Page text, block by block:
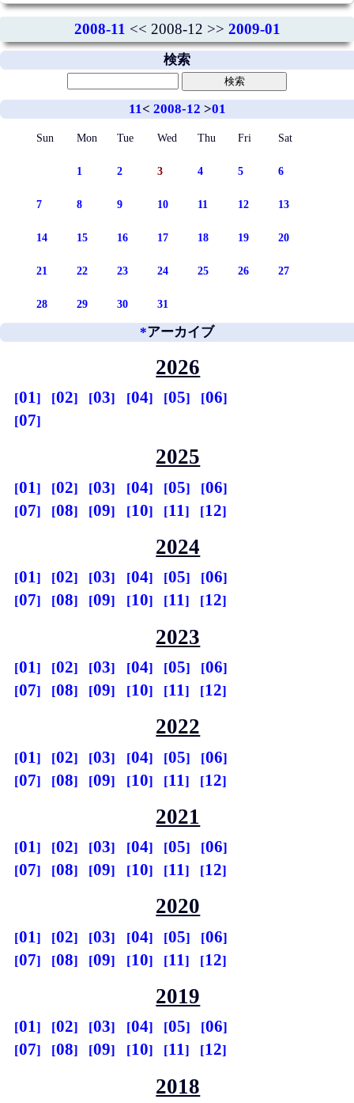
2008-11 << 2008-12 >> 2009-01
検索
11< 2008-12 >01
Sun Mon Tue Wed Thu Fri Sat
1 2 3 4 5 6
7 8 9 10 11 12 13
14 15 16 17 18 19 20
21 22 23 24 25 26 27
28 29 30 31
*アーカイブ
2026
01 02 03 04 05
06
07
2025
01 02 03 04 05
06
07
08 09 10 11 12
2024
01 02 03 04 05
06
07
08 09 10 11 12
2023
01 02 03 04 05
06
07
08 09 10 11 12
2022
01 02 03 04 05
06
07
08 09 10 11 12
2021
01 02 03 04 05
06
07
08 09 10 11 12
2020
01 02 03 04 05
06
07
08 09 10 11 12
2019
01 02 03 04 05
06
07
08 09 10 11 12
2018